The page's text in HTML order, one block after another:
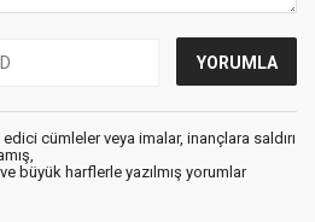
cümleler veya imalar, inançlara saldırı
büyük harflerle yazılmış yorumlar